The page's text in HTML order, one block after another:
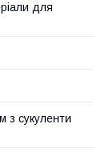
для
з сукуленти